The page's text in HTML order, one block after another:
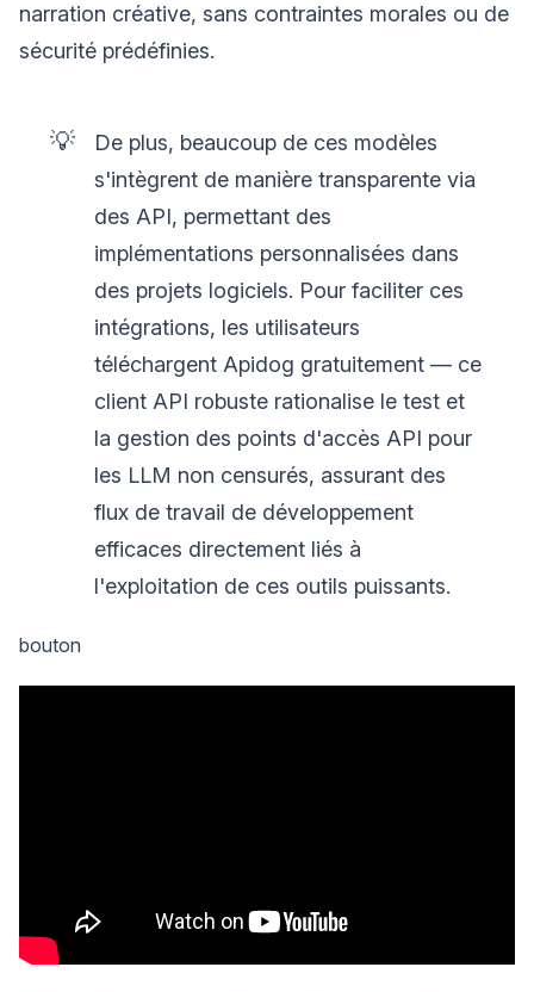
narration créative, sans contraintes morales ou de
sécurité prédéfinies.
💡
De plus, beaucoup de ces modèles
s'intègrent de manière transparente via
des API, permettant des
implémentations personnalisées dans
des projets logiciels. Pour faciliter ces
intégrations, les utilisateurs
téléchargent Apidog gratuitement — ce
client API robuste rationalise le test et
la gestion des points d'accès API pour
les LLM non censurés, assurant des
flux de travail de développement
efficaces directement liés à
l'exploitation de ces outils puissants.
bouton